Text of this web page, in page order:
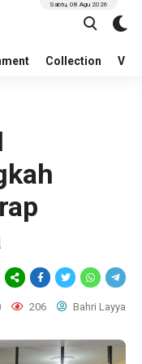
Collection
Sabtu, 08 Agu 2026
206 Bahri Layya